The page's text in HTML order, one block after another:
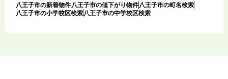
八王子市の新着物件 八王子市の値下がり物件 八王子市の町名検索
八王子市の小学校区検索 八王子市の中学校区検索